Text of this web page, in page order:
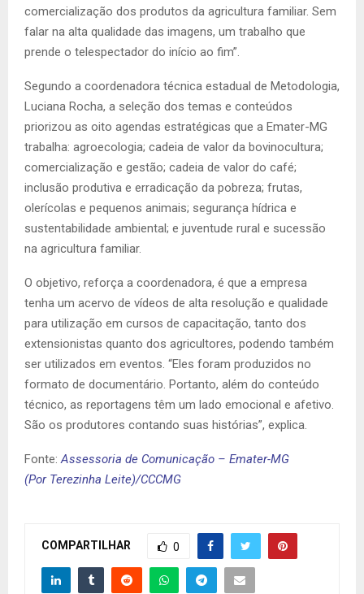
comercialização dos produtos da agricultura familiar. Sem
falar na alta qualidade das imagens, um trabalho que
prende o telespectador do início ao fim”.
Segundo a coordenadora técnica estadual de Metodologia,
Luciana Rocha, a seleção dos temas e conteúdos
priorizou as oito agendas estratégicas que a Emater-MG
trabalha: agroecologia; cadeia de valor da bovinocultura;
comercialização e gestão; cadeia de valor do café;
inclusão produtiva e erradicação da pobreza; frutas,
olerícolas e pequenos animais; segurança hídrica e
sustentabilidade ambiental; e juventude rural e sucessão
na agricultura familiar.
O objetivo, reforça a coordenadora, é que a empresa
tenha um acervo de vídeos de alta resolução e qualidade
para utilização em cursos de capacitação, tanto dos
extensionistas quanto dos agricultores, podendo também
ser utilizados em eventos. “Eles foram produzidos no
formato de documentário. Portanto, além do conteúdo
técnico, as reportagens têm um lado emocional e afetivo.
São os produtores contando suas histórias”, explica.
Fonte:Assessoria de Comunicação – Emater-MG
(Por Terezinha Leite)/CCCMG
COMPARTILHAR 0